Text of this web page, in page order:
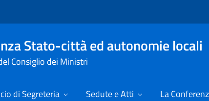
Stato-città ed autonomie locali
Consiglio dei Ministri
di Segreteria Sedute e Atti La